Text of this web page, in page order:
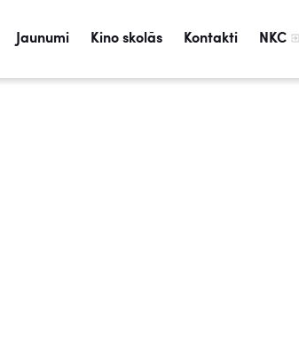
Jaunumi Kino skolās Kontakti NKC